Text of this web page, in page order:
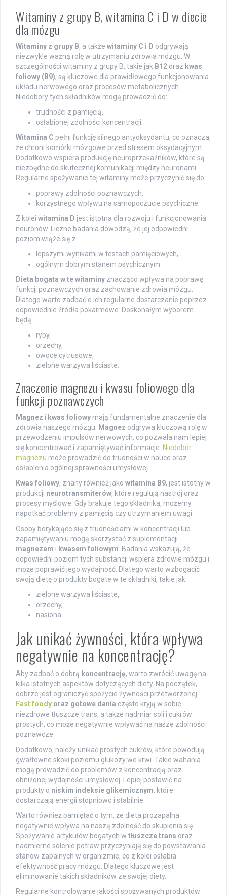
Witaminy z grupy B, witamina C i D w diecie
dla mózgu
Witaminy z grupy B, a także witaminy C i D odgrywają
niezwykle ważną rolę w utrzymaniu zdrowia mózgu. W
szczególności witaminy z grupy B, takie jak B12 oraz kwas
foliowy (B9), są kluczowe dla prawidłowego funkcjonowania
układu nerwowego oraz procesów metabolicznych.
Niedobory tych składników mogą prowadzić do:
trudności z pamięcią,
osłabionej zdolności koncentracji.
Witamina C pełni funkcję silnego antyoksydantu, co oznacza,
że chroni komórki mózgowe przed stresem oksydacyjnym.
Dodatkowo wspiera produkcję neuroprzekaźników, które są
niezbędne do skutecznej komunikacji między neuronami.
Regularne spożywanie tej witaminy może przyczynić się do:
poprawy zdolności poznawczych,
korzystnego wpływu na samopoczucie psychiczne.
Z kolei witamina D jest istotna dla rozwoju i funkcjonowania
neuronów. Liczne badania dowodzą, że jej odpowiedni
poziom wiąże się z:
lepszymi wynikami w testach pamięciowych,
ogólnym dobrym stanem psychicznym.
Dieta bogata w te witaminy znacząco wpływa na poprawę
funkcji poznawczych oraz zachowanie zdrowia mózgu.
Dlatego warto zadbać o ich regularne dostarczanie poprzez
odpowiednie źródła pokarmowe. Doskonałym wyborem
będą:
ryby,
orzechy,
owoce cytrusowe,
zielone warzywa liściaste.
Znaczenie magnezu i kwasu foliowego dla
funkcji poznawczych
Magnez i kwas foliowy mają fundamentalne znaczenie dla
zdrowia naszego mózgu.
Magnez odgrywa kluczową rolę w
przewodzeniu impulsów nerwowych, co pozwala nam lepiej
się koncentrować i zapamiętywać informacje. Niedobór
magnezu może prowadzić do trudności w nauce oraz
osłabienia ogólnej sprawności umysłowej.
Kwas foliowy, znany również jako witamina B9, jest istotny w
produkcji neurotransmiterów, które regulują nastrój oraz
procesy myślowe. Gdy brakuje tego składnika, możemy
napotkać problemy z pamięcią czy utrzymaniem uwagi.
Osoby borykające się z trudnościami w koncentracji lub
zapamiętywaniu mogą skorzystać z suplementacji
magnezem i kwasem foliowym . Badania wskazują, że
odpowiedni poziom tych substancji wspiera zdrowie mózgu i
może poprawić jego wydajność. Dlatego warto wzbogacić
swoją dietę o produkty bogate w te składniki, takie jak:
zielone warzywa liściaste,
orzechy,
nasiona.
Jak unikać żywności, która wpływa
negatywnie na koncentrację?
Aby zadbać o dobrą koncentrację, warto zwrócić uwagę na
kilka istotnych aspektów dotyczących diety. Na początek,
dobrze jest ograniczyć spożycie żywności przetworzonej.
Fast foody oraz gotowe dania często kryją w sobie
niezdrowe tłuszcze trans, a także nadmiar soli i cukrów
prostych, co może negatywnie wpływać na nasze zdolności
poznawcze.
Dodatkowo, należy unikać prostych cukrów, które powodują
gwałtowne skoki poziomu glukozy we krwi. Takie wahania
mogą prowadzić do problemów z koncentracją oraz
obniżonej wydajności umysłowej. Lepiej postawić na
produkty o niskim indeksie glikemicznym, które
dostarczają energii stopniowo i stabilnie.
Warto również pamiętać o tym, że dieta prozapalna
negatywnie wpływa na naszą zdolność do skupienia się.
Spożywanie artykułów bogatych w tłuszcze trans oraz
nadmierne solenie potraw przyczyniają się do powstawania
stanów zapalnych w organizmie, co z kolei osłabia
efektywność pracy mózgu. Dlatego kluczowe jest
eliminowanie takich składników ze swojej diety.
Regularne kontrolowanie jakości spożywanych produktów